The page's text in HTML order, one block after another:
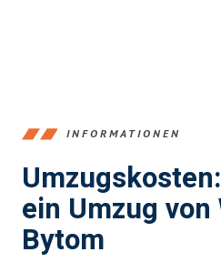
INFORMATIONEN
ein Umzug von
Bytom